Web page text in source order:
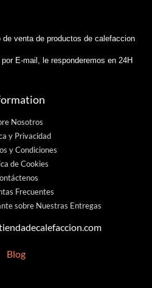
venta de productos de calefaccion
E-mail, le responderemos en 24H
Nosotros
y Privacidad
y Condiciones
de Cookies
Frecuentes
sobre Nuestras Entregas
Blog